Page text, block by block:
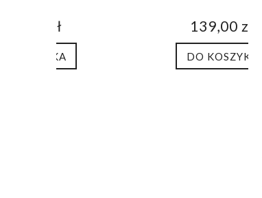
DO KOSZYKA